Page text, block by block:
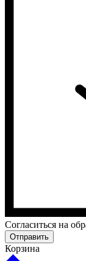
Cогласиться на
Отправить
Корзина